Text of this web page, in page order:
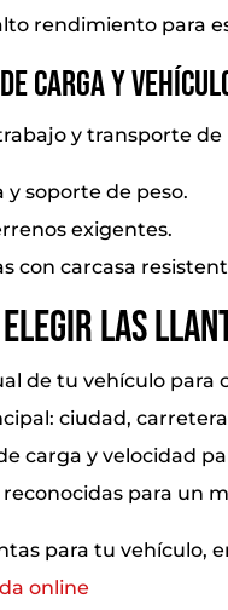
rendimiento para
carga y
y transporte
y soporte de peso.
exigentes.
con carcasa
elegir las
de tu vehículo para
ciudad,
carga y velocidad
para un
para tu vehículo,
online